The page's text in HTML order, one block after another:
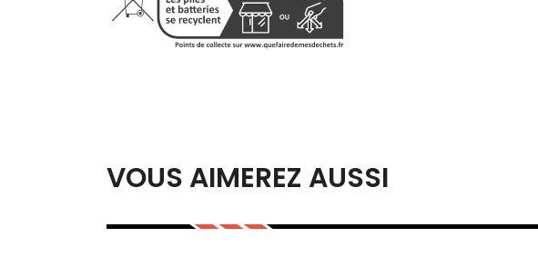
VOUS AIMEREZ AUSSI